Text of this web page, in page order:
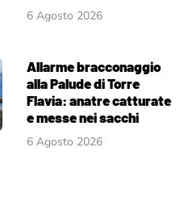
6 Agosto 2026
Allarme bracconaggio
alla Palude di Torre
Flavia: anatre catturate
e messe nei sacchi
6 Agosto 2026